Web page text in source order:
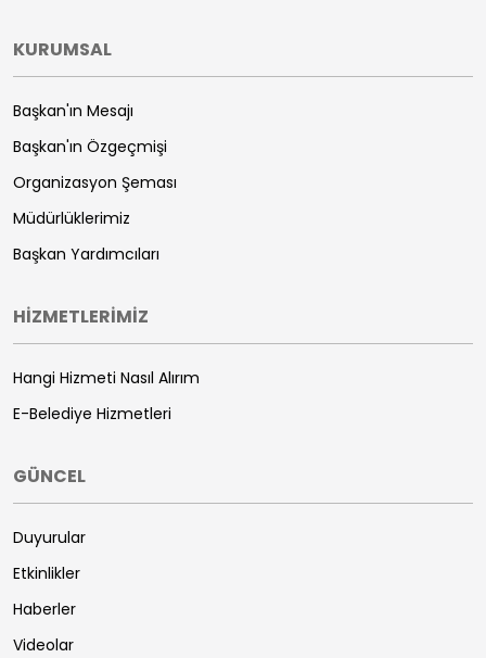
KURUMSAL
Başkan'ın Mesajı
Başkan'ın Özgeçmişi
Organizasyon Şeması
Müdürlüklerimiz
Başkan Yardımcıları
HİZMETLERİMİZ
Hangi Hizmeti Nasıl Alırım
E-Belediye Hizmetleri
GÜNCEL
Duyurular
Etkinlikler
Haberler
Videolar